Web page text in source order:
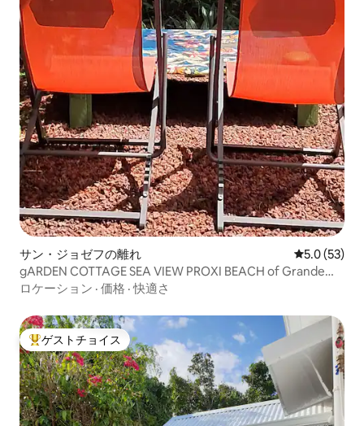
サン・ジョゼフの離れ レビュー53
5.0 (53)
gARDEN COTTAGE SEA VIEW PROXI BEACH of Grande
Anse!
ロケーション · 価格 ·快適さ
大好評のゲストチョイスです。
ゲストチョイス